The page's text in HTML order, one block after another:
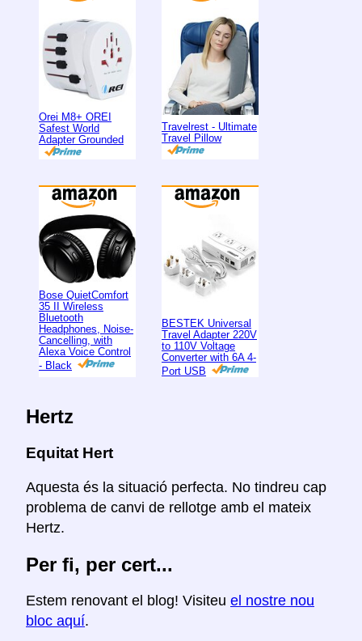
Orei M8+ OREI
Safest World
Adapter Grounded
Travelrest - Ultimate
Travel Pillow
Bose QuietComfort
35 II Wireless
Bluetooth
Headphones, Noise-
Cancelling, with
Alexa Voice Control
- Black
BESTEK Universal
Travel Adapter 220V
to 110V Voltage
Converter with 6A 4-
Port USB
Hertz
Equitat Hert
Aquesta és la situació perfecta. No tindreu cap
problema de canvi de rellotge amb el mateix
Hertz.
Per fi, per cert...
Estem renovant el blog! Visiteu el nostre nou
bloc aquí.